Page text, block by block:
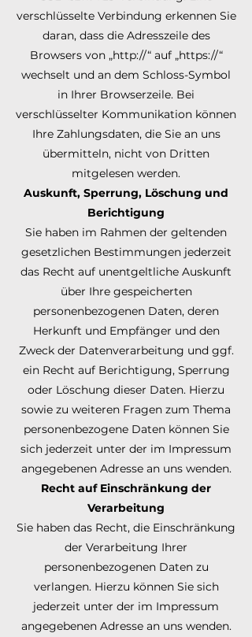
verschlüsselte Verbindung erkennen Sie
daran, dass die Adresszeile des
Browsers von „http://“ auf „https://“
wechselt und an dem Schloss-Symbol
in Ihrer Browserzeile. Bei
verschlüsselter Kommunikation können
Ihre Zahlungsdaten, die Sie an uns
übermitteln, nicht von Dritten
mitgelesen werden.
Auskunft, Sperrung, Löschung und
Berichtigung
Sie haben im Rahmen der geltenden
gesetzlichen Bestimmungen jederzeit
das Recht auf unentgeltliche Auskunft
über Ihre gespeicherten
personenbezogenen Daten, deren
Herkunft und Empfänger und den
Zweck der Datenverarbeitung und ggf.
ein Recht auf Berichtigung, Sperrung
oder Löschung dieser Daten. Hierzu
sowie zu weiteren Fragen zum Thema
personenbezogene Daten können Sie
sich jederzeit unter der im Impressum
angegebenen Adresse an uns wenden.
Recht auf Einschränkung der
Verarbeitung
Sie haben das Recht, die Einschränkung
der Verarbeitung Ihrer
personenbezogenen Daten zu
verlangen. Hierzu können Sie sich
jederzeit unter der im Impressum
angegebenen Adresse an uns wenden.